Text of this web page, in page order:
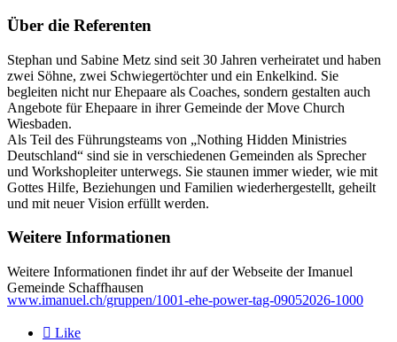
Über die Referenten
Stephan und Sabine Metz sind seit 30 Jahren verheiratet und haben
zwei Söhne, zwei Schwiegertöchter und ein Enkelkind. Sie
begleiten nicht nur Ehepaare als Coaches, sondern gestalten auch
Angebote für Ehepaare in ihrer Gemeinde der Move Church
Wiesbaden.
Als Teil des Führungsteams von „Nothing Hidden Ministries
Deutschland“ sind sie in verschiedenen Gemeinden als Sprecher
und Workshopleiter unterwegs. Sie staunen immer wieder, wie mit
Gottes Hilfe, Beziehungen und Familien wiederhergestellt, geheilt
und mit neuer Vision erfüllt werden.
Weitere Informationen
Weitere Informationen findet ihr auf der Webseite der Imanuel
Gemeinde Schaffhausen
www.imanuel.ch/gruppen/1001-ehe-power-tag-09052026-1000
 Like